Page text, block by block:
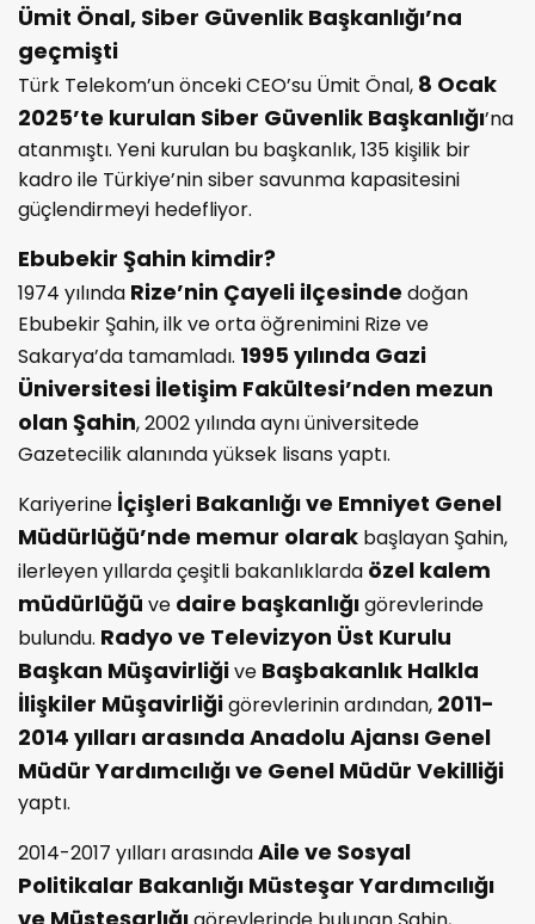
Ümit Önal, Siber Güvenlik Başkanlığı’na
geçmişti
Türk Telekom’un önceki CEO’su Ümit Önal, 8 Ocak
2025’te kurulan Siber Güvenlik Başkanlığı’na
atanmıştı. Yeni kurulan bu başkanlık, 135 kişilik bir
kadro ile Türkiye’nin siber savunma kapasitesini
güçlendirmeyi hedefliyor.
Ebubekir Şahin kimdir?
1974 yılında Rize’nin Çayeli ilçesinde doğan
Ebubekir Şahin, ilk ve orta öğrenimini Rize ve
Sakarya’da tamamladı. 1995 yılında Gazi
Üniversitesi İletişim Fakültesi’nden mezun
olan Şahin, 2002 yılında aynı üniversitede
Gazetecilik alanında yüksek lisans yaptı.
Kariyerine İçişleri Bakanlığı ve Emniyet Genel
Müdürlüğü’nde memur olarak başlayan Şahin,
ilerleyen yıllarda çeşitli bakanlıklarda özel kalem
müdürlüğü ve daire başkanlığıgörevlerinde
bulundu. Radyo ve Televizyon Üst Kurulu
Başkan Müşavirliğive Başbakanlık Halkla
İlişkiler Müşavirliğigörevlerinin ardından, 2011-
2014 yılları arasında Anadolu Ajansı Genel
Müdür Yardımcılığı ve Genel Müdür Vekilliği
yaptı.
2014-2017 yılları arasındaAile ve Sosyal
Politikalar Bakanlığı Müsteşar Yardımcılığı